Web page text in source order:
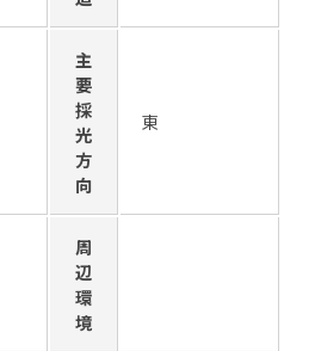
主
要
採
光
方
向
東
周
辺
環
境